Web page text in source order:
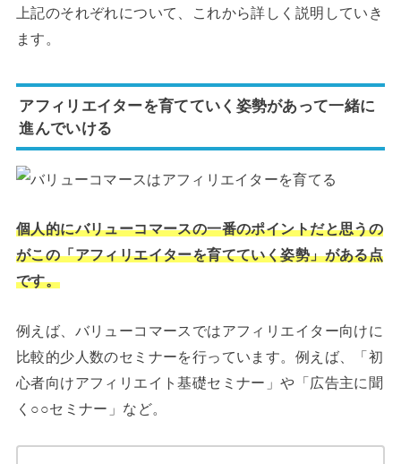
上記のそれぞれについて、これから詳しく説明していき
ます。
アフィリエイターを育てていく姿勢があって一緒に
進んでいける
個人的にバリューコマースの一番のポイントだと思うの
がこの「アフィリエイターを育てていく姿勢」がある点
です。
例えば、バリューコマースではアフィリエイター向けに
比較的少人数のセミナーを行っています。例えば、「初
心者向けアフィリエイト基礎セミナー」や「広告主に聞
く○○セミナー」など。